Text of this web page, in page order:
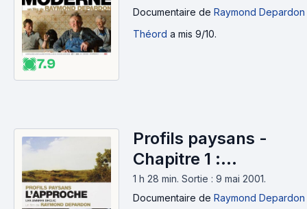
7.9
Documentaire de Raymond Depardon
Théord a mis 9/10.
Profils paysans -
Chapitre 1 :
L'Approche (2001)
1 h 28 min. Sortie : 9 mai 2001.
Documentaire de Raymond Depardon